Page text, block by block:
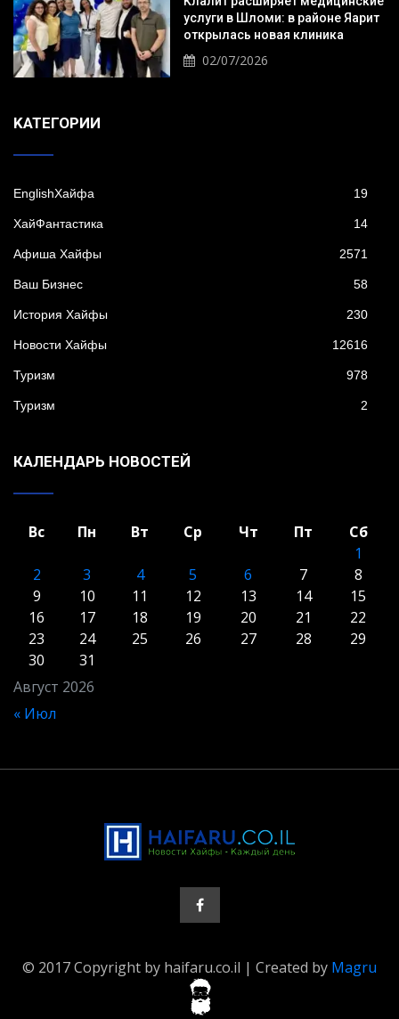
услуги в Шломи: в районе Яарит
открылась новая клиника
02/07/2026
KАТЕГОРИИ
EnglishХайфа 19
XайФантастика 14
Афиша Хайфы 2571
Ваш Бизнес 58
История Хайфы 230
Новости Хайфы 12616
Туризм 978
Туризм 2
КАЛЕНДАРЬ НОВОСТЕЙ
Август 2026
Вс Пн Вт Ср Чт Пт
Сб
1
2
3 4 5 6 7
8
9
10 11 12 13 14
15
16
17 18 19 20 21
22
23
24 25 26 27 28
29
30
31
« Июл
© 2017 Copyright by haifaru.co.il | Created by Magru